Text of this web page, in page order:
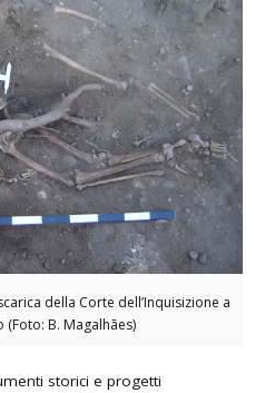
della Corte dell’Inquisizione a
(Foto: B. Magalhães)
storici e progetti